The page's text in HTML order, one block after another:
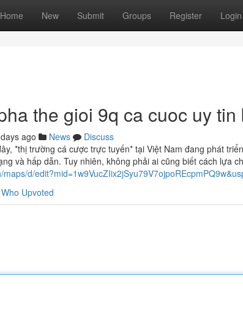
Home New Submit Groups Register Login
the gioi 9q ca cuoc uy tin
ago News
Discuss
*thị trường cá cược trực tuyến* tại Việt Nam đang phát
và hấp dẫn. Tuy nhiên, không phải ai cũng biết cách lựa
d/
Who Upvoted